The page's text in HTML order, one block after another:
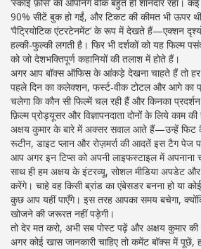
90% सीटें बुक हो गईं, और टिकट की कीमत भी ऊपर
‘पैट्रियोटिक एंटरटेनमेंट’ के रूप में देखते हैं—एक्शन
हल्की‑फुल्की लगती है। फिर भी दर्शकों को यह फिल्म
को जो देशभक्तिपूर्ण कहानियों की तलाश में होते हैं।
अगर आप बॉक्स ऑफिस के आंकड़े देखना चाहते हैं तो
पहले दिन का कलेक्शन, फर्स्ट‑वीक टोटल और आगे का
चलेगा कि कौन सी फिल्में चल रही हैं और किनका
फ़िल्म प्रोड्यूसर और विज्ञापनदाता दोनों के लिये काम की
अक्षय कुमार के बारे में अक्सर सवाल आते हैं—उन्हें
रूटीन, डाइट प्लान और रोज़मर्रा की आदतें इस टैग पेज
आप अगर इन टिप्स को अपनी लाइफस्टाइल में अपनाना
साथ ही हम अक्षय के इंटरव्यू, सोशल मीडिया अपडेट
करेंगे। चाहे वह किसी ब्रांड का एंबेसडर बनना हो या
कुछ आप यहीं पाएँगे। इस तरह आपका समय बचेगा,
खोजने की जरूरत नहीं पड़ेगी।
तो देर मत करो, अभी सब पोस्ट पढ़ें और अक्षय कुमार
अगर कोई खास जानकारी चाहिए तो कमेंट बॉक्स में पूछें,